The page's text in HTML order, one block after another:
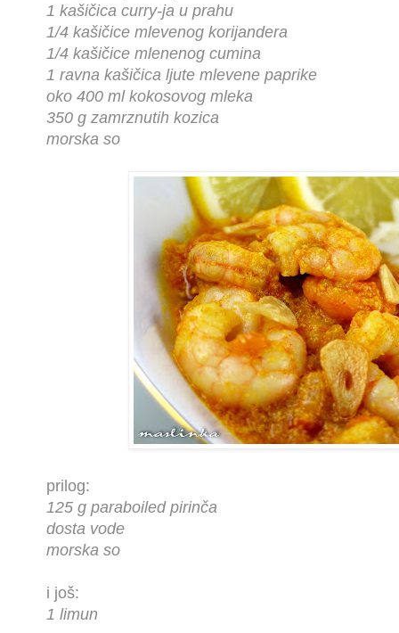
1 kašičica curry-ja u prahu
1/4 kašičice mlevenog korijandera
1/4 kašičice mlenenog cumina
1 ravna kašičica ljute mlevene paprike
oko 400 ml kokosovog mleka
350 g zamrznutih kozica
morska so
prilog:
125 g paraboiled pirinča
dosta vode
morska so
i još:
1 limun